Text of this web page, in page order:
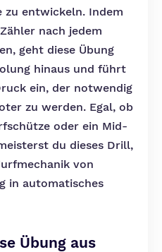
zu entwickeln. Indem
nach jedem
geht diese Übung
hinaus und führt
ein, der notwendig
zu werden. Egal, ob
oder ein Mid-
du dieses Drill,
von
in automatisches
Übung aus